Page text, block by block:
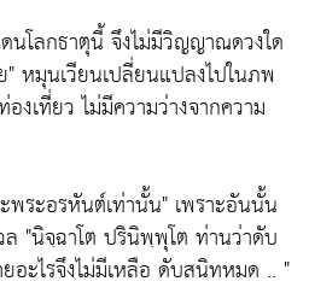
โลกธาตุนี้ จึงไม่มีวิญญาณดวงใด
"หมุนเวียนเปลี่ยนแปลงไปในภพ
เที่ยว ไม่มีความว่างจากความ
พระอรหันต์เท่านั้น" เพราะอันนั้น
"นิจฺฉาโต ปรินิพฺพุโต ท่านว่าดับ
อะไรจึงไม่มีเหลือ ดับสนิทหมด .. "